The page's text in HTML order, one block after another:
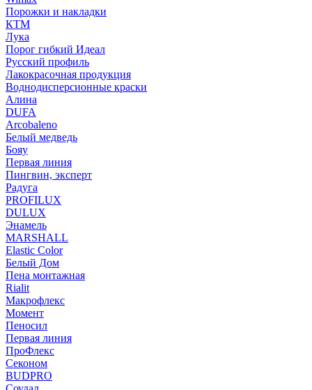
Порожки и накладки
КТМ
Лука
Порог гибкий Идеал
Русский профиль
Лакокрасочная продукция
Воднодисперсионные краски
Алина
DUFA
Arcobaleno
Белый медведь
Бояу
Первая линия
Пингвин, эксперт
Радуга
PROFILUX
DULUX
Энамель
MARSHALL
Elastic Color
Белый Дом
Пена монтажная
Rialit
Макрофлекс
Момент
Пеносил
Первая линия
ПроФлекс
Секоном
BUDPRO